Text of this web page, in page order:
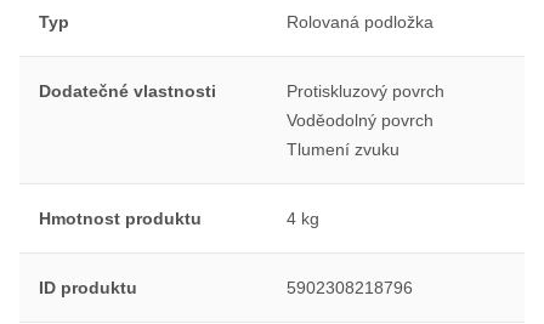
Typ Rolovaná podložka
Dodatečné vlastnosti
Protiskluzový povrch
Voděodolný povrch
Tlumení zvuku
Hmotnost produktu 4 kg
ID produktu 5902308218796